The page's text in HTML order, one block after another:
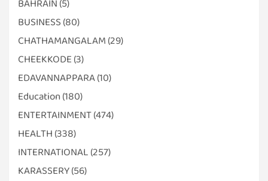
BAHRAIN (5)
BUSINESS (80)
CHATHAMANGALAM (29)
CHEEKKODE (3)
EDAVANNAPPARA(10)
Education (180)
ENTERTAINMENT(474)
HEALTH (338)
INTERNATIONAL (257)
KARASSERY(56)